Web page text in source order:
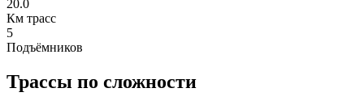
20.0
Км трасс
5
Подъёмников
Трассы по сложности